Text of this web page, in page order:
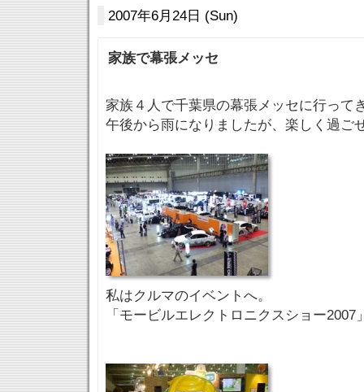
2007年6月24日 (Sun)
家族で幕張メッセ
家族４人で千葉県の幕張メッセに行って
午後から雨になりましたが、楽しく過ご
私はクルマのイベントへ。
「モービルエレクトロニクスショー2007